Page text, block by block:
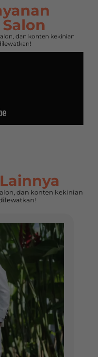
dan konten kekinian
dan konten kekinian